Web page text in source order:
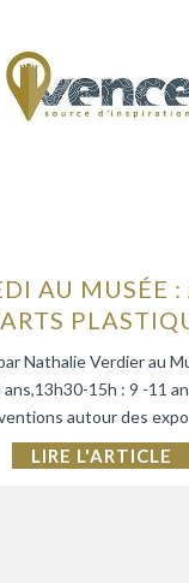
AU MUSÉE :
Nathalie Verdier au
15h : 9 -11
autour des
LIRE L'ARTICLE